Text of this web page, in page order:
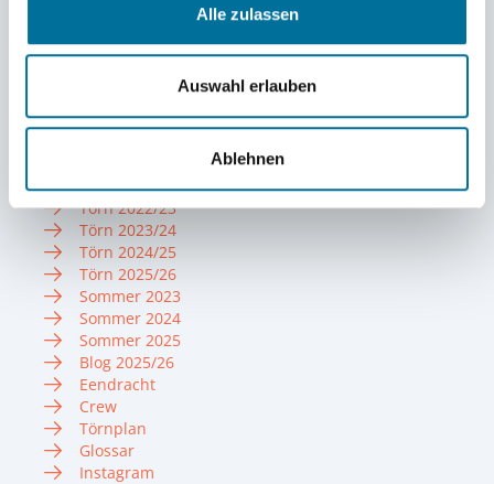
Alle zulassen
Auswahl erlauben
Ablehnen
Vielleicht das letzte Gruppenbild auf Helgoland © Anouk
Törn 2022/23
Törn 2023/24
Törn 2024/25
Törn 2025/26
Sommer 2023
Sommer 2024
Sommer 2025
Blog 2025/26
Eendracht
Crew
Törnplan
Glossar
Instagram